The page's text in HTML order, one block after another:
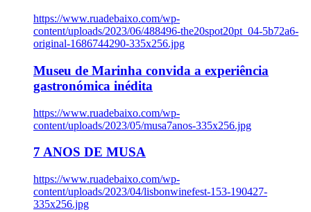
https://www.ruadebaixo.com/wp-
content/uploads/2023/06/488496-the20spot20pt_04-5b72a6-
original-1686744290-335x256.jpg
Museu de Marinha convida a experiência
gastronómica inédita
https://www.ruadebaixo.com/wp-
content/uploads/2023/05/musa7anos-335x256.jpg
7 ANOS DE MUSA
https://www.ruadebaixo.com/wp-
content/uploads/2023/04/lisbonwinefest-153-190427-
335x256.jpg